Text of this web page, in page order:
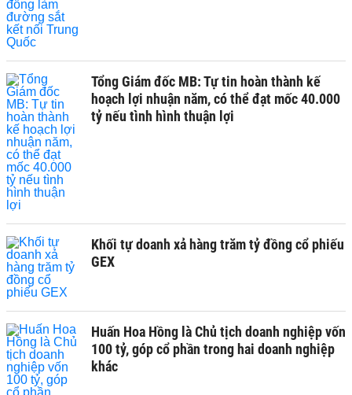
Tổng Giám đốc MB: Tự tin hoàn thành kế
hoạch lợi nhuận năm, có thể đạt mốc 40.000
tỷ nếu tình hình thuận lợi
Khối tự doanh xả hàng trăm tỷ đồng cổ phiếu
GEX
Huấn Hoa Hồng là Chủ tịch doanh nghiệp vốn
100 tỷ, góp cổ phần trong hai doanh nghiệp
khác